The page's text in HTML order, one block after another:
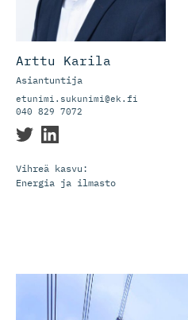
Arttu Karila
Asiantuntija
etunimi.sukunimi@ek.fi
040 829 7072
Vihreä kasvu:
Energia ja ilmasto